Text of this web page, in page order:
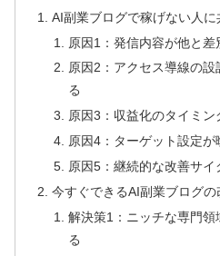
AI副業ブログで稼げない人
原因1：発信内容が他と
原因2：アクセス導線の
る
原因3：収益化のタイミ
原因4：ターゲット設定
原因5：継続的な改善サ
今すぐできるAI副業ブログの
解決策1：ニッチな専門領
る